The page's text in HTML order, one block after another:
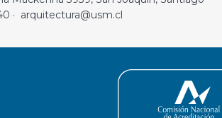
· arquitectura@usm.cl